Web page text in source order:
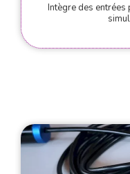
Intègre des entrées